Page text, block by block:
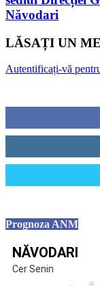
Năvodari
LĂSAȚI UN
Autentificați-vă
Prognoza ANM
NĂVODARI
Cer Senin